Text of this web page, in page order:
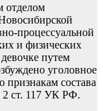
отделом
процессуальной
и физических
путем
уголовное
состава
2 ст. 117 УК РФ.